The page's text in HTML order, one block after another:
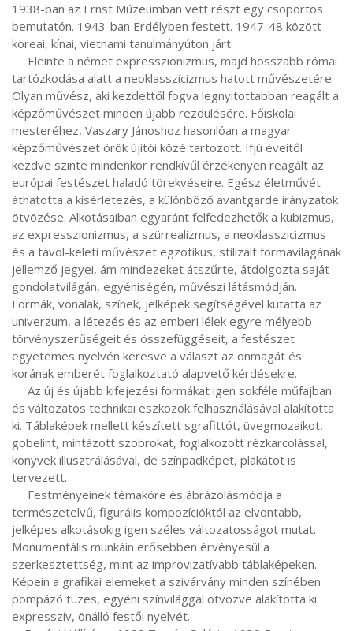
1938-ban az Ernst Múzeumban vett részt egy csoportos
bemutatón. 1943-ban Erdélyben festett. 1947-48 között
koreai, kínai, vietnami tanulmányúton járt.
tartózkodása alatt a neoklasszicizmus hatott művészetére.
Olyan művész, aki kezdettől fogva legnyitottabban reagált a
képzőművészet minden újabb rezdülésére. Főiskolai
mesteréhez, Vaszary Jánoshoz hasonlóan a magyar
képzőművészet örök újítói közé tartozott. Ifjú éveitől
kezdve szinte mindenkor rendkívűl érzékenyen reagált az
európai festészet haladó törekvéseire. Egész életművét
áthatotta a kísérletezés, a különböző avantgarde irányzatok
ötvözése. Alkotásaiban egyaránt felfedezhetők a kubizmus,
az expresszionizmus, a szürrealizmus, a neoklasszicizmus
és a távol-keleti művészet egzotikus, stilizált formavilágának
jellemző jegyei, ám mindezeket átszűrte, átdolgozta saját
gondolatvilágán, egyéniségén, művészi látásmódján.
Formák, vonalak, színek, jelképek segítségével kutatta az
univerzum, a létezés és az emberi lélek egyre mélyebb
törvényszerűségeit és összefüggéseit, a festészet
egyetemes nyelvén keresve a választ az önmagát és
korának emberét foglalkoztató alapvető kérdésekre.
és változatos technikai eszközök felhasználásával alakította
ki. Táblaképek mellett készített sgrafittót, üvegmozaikot,
gobelint, mintázott szobrokat, foglalkozott rézkarcolással,
könyvek illusztrálásával, de színpadképet, plakátot is
tervezett.
természetelvű, figurális kompozícióktól az elvontabb,
jelképes alkotásokig igen széles változatosságot mutat.
Monumentális munkáin erősebben érvényesül a
szerkesztettség, mint az improvizatívabb táblaképeken.
Képein a grafikai elemeket a szivárvány minden színében
pompázó tüzes, egyéni színvilággal ötvözve alakította ki
expresszív, önálló festői nyelvét.